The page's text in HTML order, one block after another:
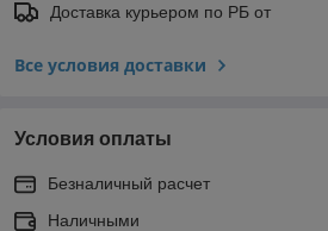
Доставка курьером по РБ от
Все условия доставки
Условия оплаты
Безналичный расчет
Наличными